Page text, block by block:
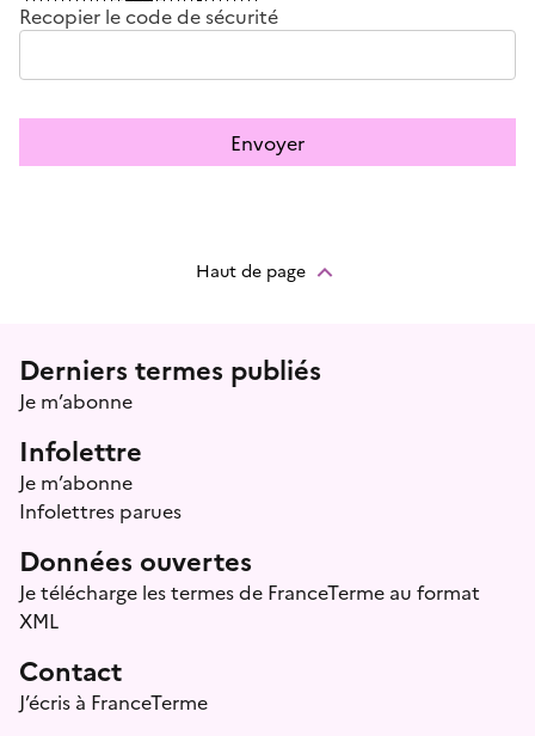
Recopier le code de sécurité
Envoyer
Haut de page
Menu prefooter
Derniers termes publiés
Je m’abonne
Infolettre
Je m’abonne
Infolettres parues
Données ouvertes
Je télécharge les termes de FranceTerme au format
XML
Contact
J’écris à FranceTerme